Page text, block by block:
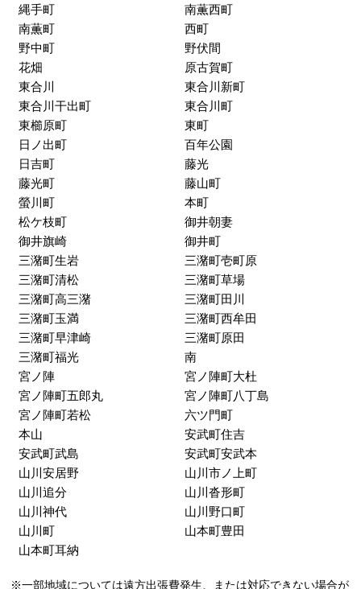
田主丸町牧
田主丸町益生田
田主丸町森部
田主丸町八幡
田主丸町吉本
中央町
津福今町
津福本町
寺町
天神町
東和町
通東町
通外町
通町
長門石
長門石町
縄手町
南薫西町
南薫町
西町
野中町
野伏間
花畑
原古賀町
東合川
東合川新町
東合川干出町
東合川町
東櫛原町
東町
日ノ出町
百年公園
日吉町
藤光
藤光町
藤山町
螢川町
本町
松ケ枝町
御井朝妻
御井旗崎
御井町
三潴町生岩
三潴町壱町原
三潴町清松
三潴町草場
三潴町高三潴
三潴町田川
三潴町玉満
三潴町西牟田
三潴町早津崎
三潴町原田
三潴町福光
南
宮ノ陣
宮ノ陣町大杜
宮ノ陣町五郎丸
宮ノ陣町若松
六ツ門町